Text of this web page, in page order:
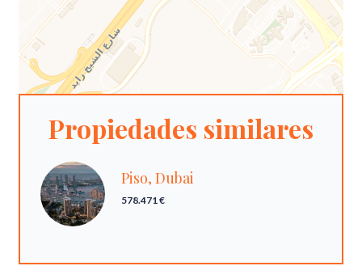
Propiedades similares
Piso, Dubai
578.471 €